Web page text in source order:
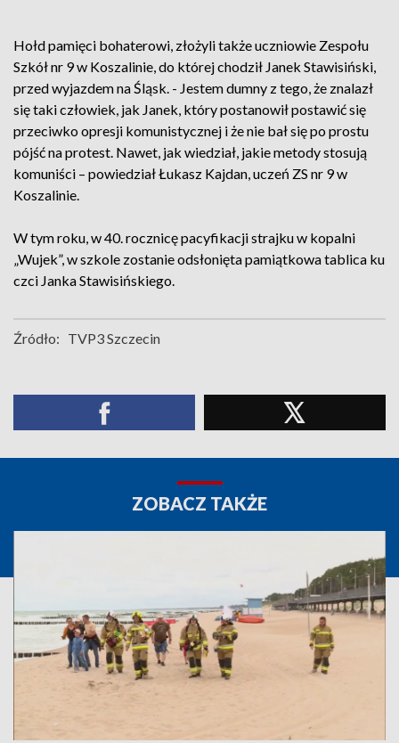
Hołd pamięci bohaterowi, złożyli także uczniowie Zespołu
Szkół nr 9 w Koszalinie, do której chodził Janek Stawisiński,
przed wyjazdem na Śląsk. - Jestem dumny z tego, że znalazł
się taki człowiek, jak Janek, który postanowił postawić się
przeciwko opresji komunistycznej i że nie bał się po prostu
pójść na protest. Nawet, jak wiedział, jakie metody stosują
komuniści – powiedział Łukasz Kajdan, uczeń ZS nr 9 w
Koszalinie.
W tym roku, w 40. rocznicę pacyfikacji strajku w kopalni
„Wujek”, w szkole zostanie odsłonięta pamiątkowa tablica ku
czci Janka Stawisińskiego.
Źródło: TVP3 Szczecin
ZOBACZ TAKŻE